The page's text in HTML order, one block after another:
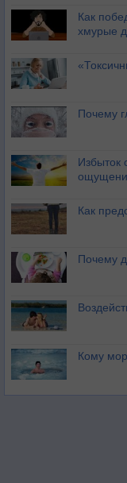
Как
хмурые
Почему
Избыток
Как
Почему
Кому